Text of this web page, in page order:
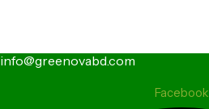
info@greenovabd.com
Facebook